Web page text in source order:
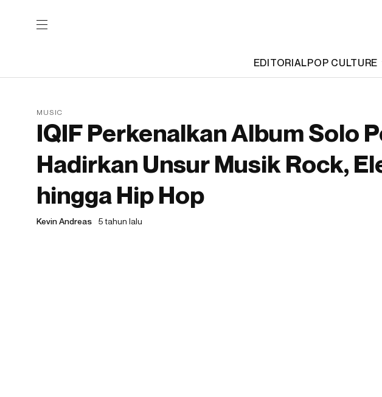
EDITORIALPOP CULTURE
MUSIC
IQIF Perkenalkan Album Solo
Hadirkan Unsur Musik Rock,
hingga Hip Hop
Kevin Andreas 5 tahun lalu